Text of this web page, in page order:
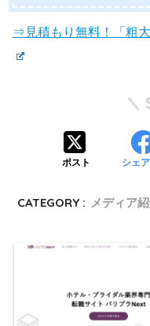
⇒見積もり無料！「粗
ポスト シェア
CATEGORY : メディア